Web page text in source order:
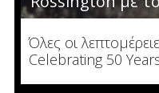
Όλες οι
Celebrating 50